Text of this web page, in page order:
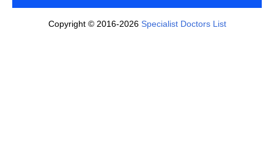
Copyright © 2016-2026 Specialist Doctors List